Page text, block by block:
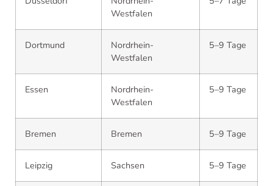
Westfalen
Dortmund
Nordrhein-
Westfalen
5–9 Tage
Essen
Nordrhein-
Westfalen
5–9 Tage
Bremen Bremen 5–9 Tage
Leipzig Sachsen 5–9 Tage